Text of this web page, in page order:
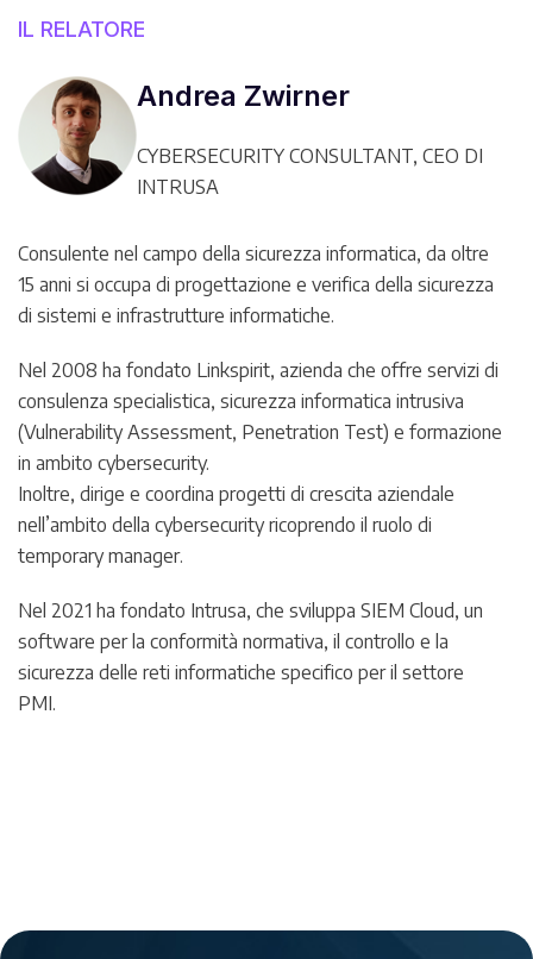
IL RELATORE
Andrea Zwirner
CYBERSECURITY CONSULTANT, CEO DI
INTRUSA
Consulente nel campo della sicurezza informatica, da oltre
15 anni si occupa di progettazione e verifica della sicurezza
di sistemi e infrastrutture informatiche.
Nel 2008 ha fondato Linkspirit, azienda che offre servizi di
consulenza specialistica, sicurezza informatica intrusiva
(Vulnerability Assessment, Penetration Test) e formazione
in ambito cybersecurity.
Inoltre, dirige e coordina progetti di crescita aziendale
nell’ambito della cybersecurity ricoprendo il ruolo di
temporary manager.
Nel 2021 ha fondato Intrusa, che sviluppa SIEM Cloud, un
software per la conformità normativa, il controllo e la
sicurezza delle reti informatiche specifico per il settore
PMI.